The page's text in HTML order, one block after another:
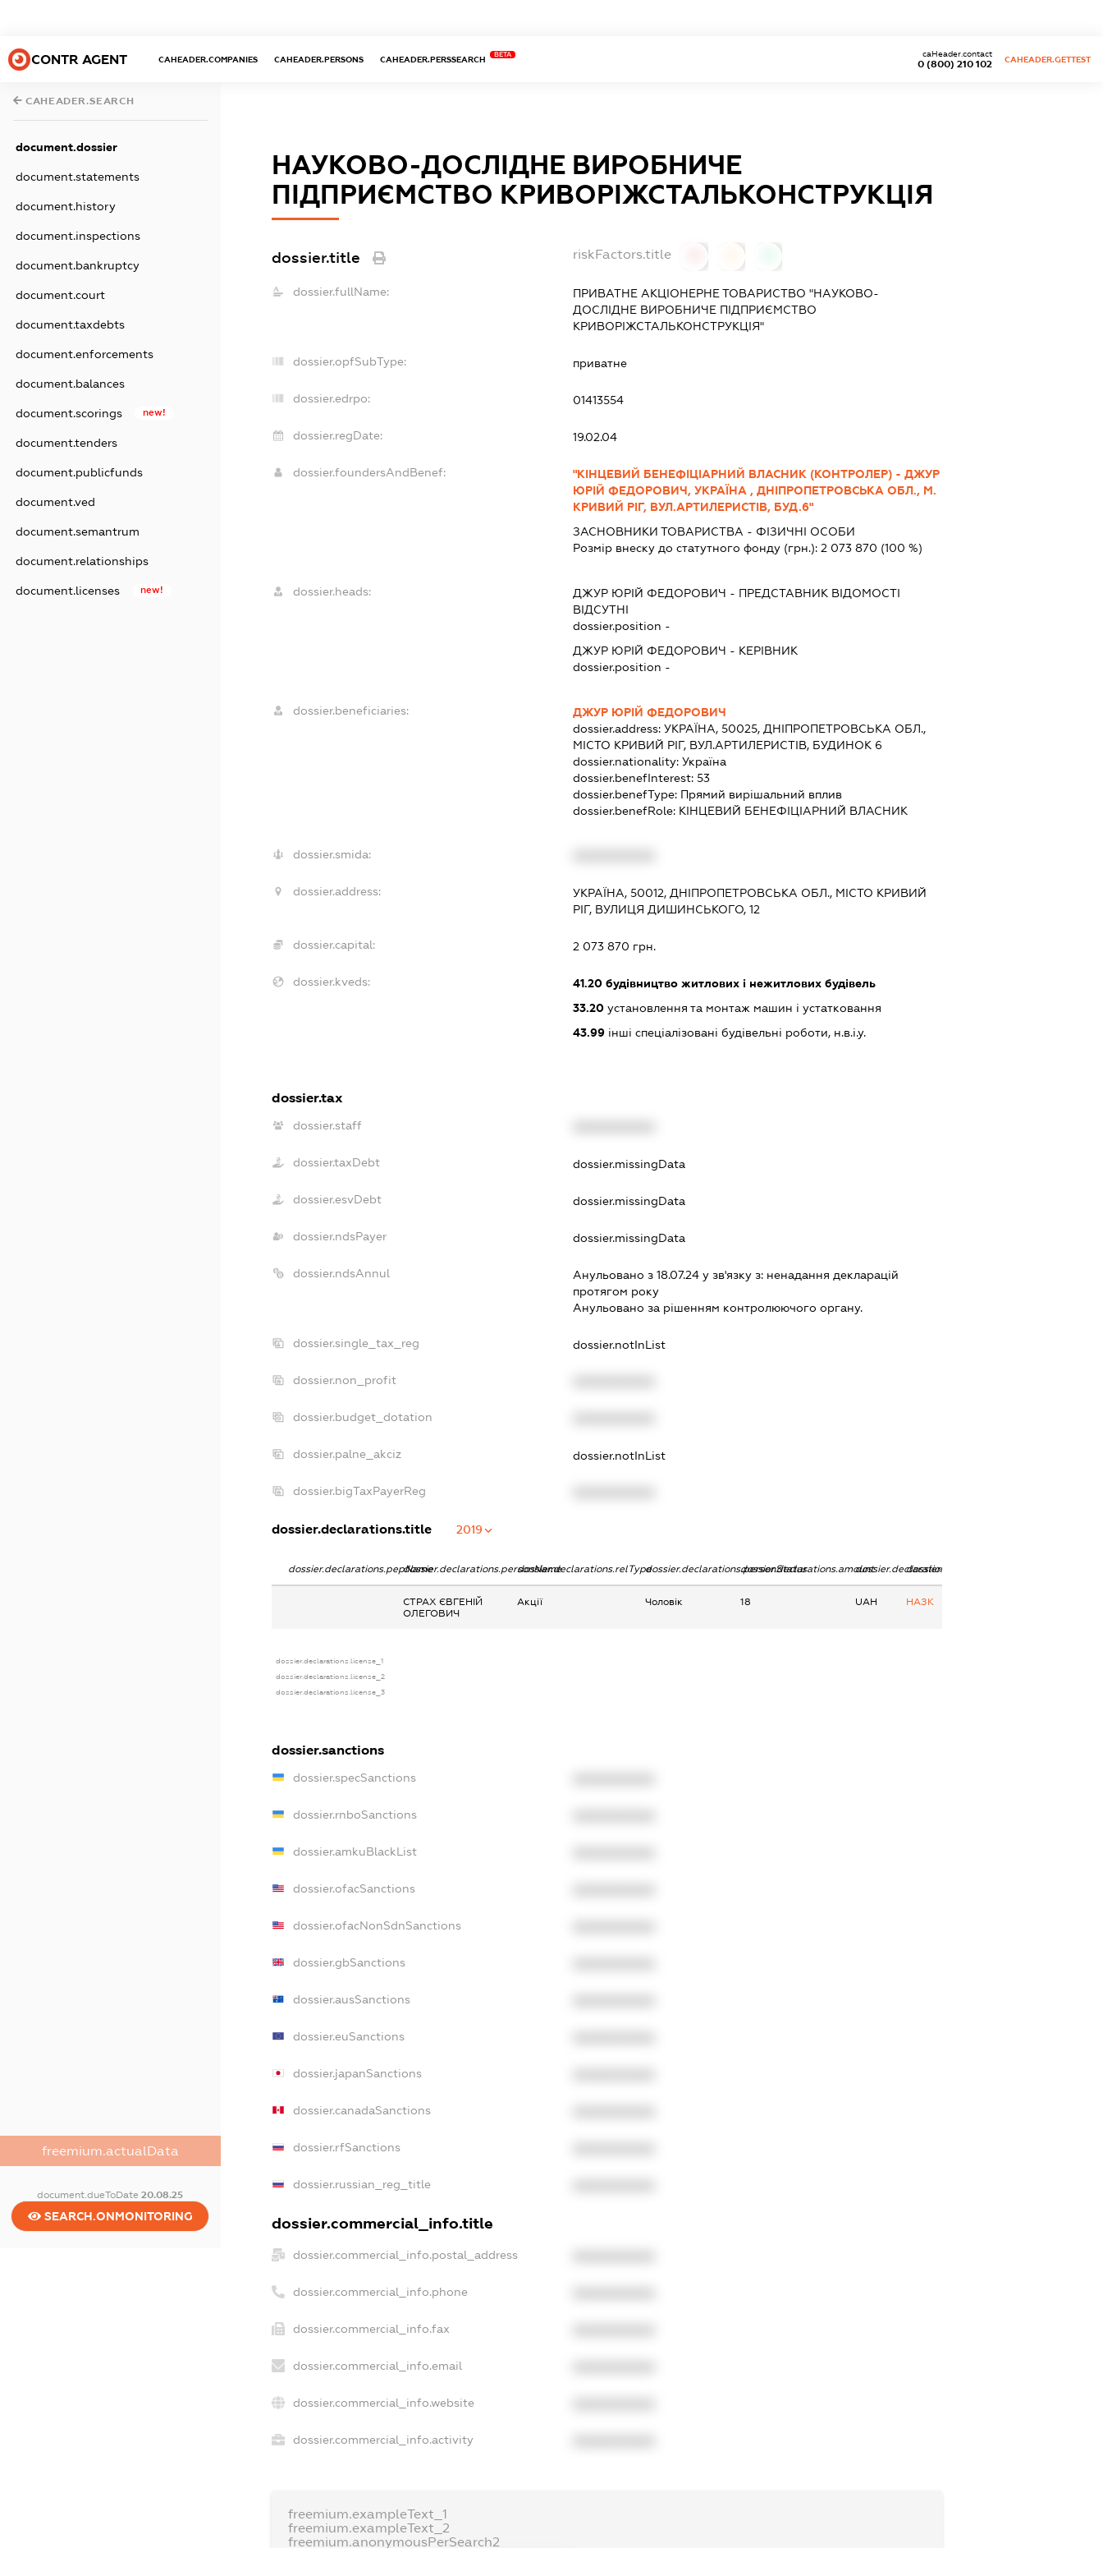
CONTR AGENT CAHEADER.COMPANIES CAHEADER.PERSONS CAHEADER.PERSSEARCH
BETA
0 (800) 210 102
caHeader.contact
CAHEADER.GETTEST
CAHEADER.SEARCH
document.dossier
document.statements
document.history
document.inspections
document.bankruptcy
document.court
document.taxdebts
document.enforcements
document.balances
document.scorings new!
document.tenders
document.publicfunds
document.ved
document.semantrum
document.relationships
document.licenses new!
freemium.actualData
document.dueToDate20.08.25
SEARCH.ONMONITORING
НАУКОВО-ДОСЛІДНЕ ВИРОБНИЧЕ
ПІДПРИЄМСТВО КРИВОРІЖСТАЛЬКОНСТРУКЦІЯ
dossier.title riskFactors.title
dossier.fullName:
ПРИВАТНЕ АКЦІОНЕРНЕ ТОВАРИСТВО "НАУКОВО-
ДОСЛІДНЕ ВИРОБНИЧЕ ПІДПРИЄМСТВО
КРИВОРІЖСТАЛЬКОНСТРУКЦІЯ"
dossier.opfSubType: приватне
dossier.edrpo: 01413554
dossier.regDate: 19.02.04
dossier.foundersAndBenef:
"КІНЦЕВИЙ БЕНЕФІЦІАРНИЙ ВЛАСНИК (КОНТРОЛЕР) - ДЖУР
ЮРІЙ ФЕДОРОВИЧ, УКРАЇНА , ДНІПРОПЕТРОВСЬКА ОБЛ., М.
КРИВИЙ РІГ, ВУЛ.АРТИЛЕРИСТІВ, БУД.6"
ЗАСНОВНИКИ ТОВАРИСТВА - ФІЗИЧНІ ОСОБИ
Розмір внеску до статутного фонду (грн.):2 073 870 (100 %)
dossier.heads: ДЖУР ЮРІЙ ФЕДОРОВИЧ - ПРЕДСТАВНИК ВІДОМОСТІ
ВІДСУТНІ
dossier.position -
ДЖУР ЮРІЙ ФЕДОРОВИЧ - КЕРІВНИК
dossier.position -
dossier.beneficiaries:
ДЖУР ЮРІЙ ФЕДОРОВИЧ
dossier.address:УКРАЇНА, 50025, ДНІПРОПЕТРОВСЬКА ОБЛ.,
МІСТО КРИВИЙ РІГ, ВУЛ.АРТИЛЕРИСТІВ, БУДИНОК 6
dossier.nationality:Україна
dossier.benefInterest:53
dossier.benefType: Прямий вирішальний вплив
dossier.benefRole: КІНЦЕВИЙ БЕНЕФІЦІАРНИЙ ВЛАСНИК
dossier.smida:
dossier.address:
УКРАЇНА, 50012, ДНІПРОПЕТРОВСЬКА ОБЛ., МІСТО КРИВИЙ
РІГ, ВУЛИЦЯ ДИШИНСЬКОГО, 12
dossier.capital: 2 073 870 грн.
dossier.kveds: 41.20 будівництво житлових і нежитлових будівель
33.20 установлення та монтаж машин і устатковання
43.99 інші спеціалізовані будівельні роботи, н.в.і.у.
dossier.tax
dossier.staff
dossier.taxDebt dossier.missingData
dossier.esvDebt dossier.missingData
dossier.ndsPayer dossier.missingData
dossier.ndsAnnul Анульовано з 18.07.24 у зв'язку з: ненадання декларацiй
протягом року
Анульовано за рiшенням контролюючого органу.
dossier.single_tax_reg dossier.notInList
dossier.non_profit
dossier.budget_dotation
dossier.palne_akciz dossier.notInList
dossier.bigTaxPayerReg
dossier.declarations.title 2019
dossier.declarations.pepNamedossier.declarations.personNamedossier.declarations.relTypedossier.declarations.personStatusdossier.declarations.amountdossier.declarations.currency
dossier.declarations.source
СТРАХ ЄВГЕНІЙ
ОЛЕГОВИЧ
Акції Чоловік 18 UAH НАЗК
dossier.declarations.license_1
dossier.declarations.license_2
dossier.declarations.license_3
dossier.sanctions
dossier.specSanctions
dossier.rnboSanctions
dossier.amkuBlackList
dossier.ofacSanctions
dossier.ofacNonSdnSanctions
dossier.gbSanctions
dossier.ausSanctions
dossier.euSanctions
dossier.japanSanctions
dossier.canadaSanctions
dossier.rfSanctions
dossier.russian_reg_title
dossier.commercial_info.title
dossier.commercial_info.postal_address
dossier.commercial_info.phone
dossier.commercial_info.fax
dossier.commercial_info.email
dossier.commercial_info.website
dossier.commercial_info.activity
freemium.exampleText_1
freemium.exampleText_2
freemium.anonymousPerSearch2